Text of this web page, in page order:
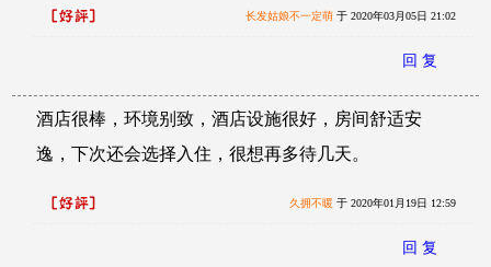
长发姑娘不一定萌 于 2020年03月05日 21:02
回 复
酒店很棒，环境别致，酒店设施很好，房间舒适安
逸，下次还会选择入住，很想再多待几天。
久拥不暖 于 2020年01月19日 12:59
回 复